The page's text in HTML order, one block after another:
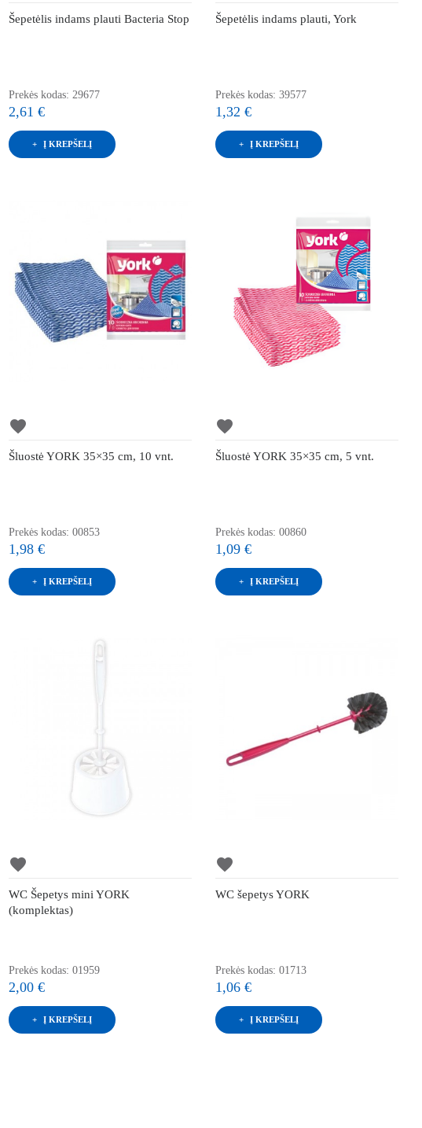
Šepetėlis indams plauti Bacteria Stop
Prekės kodas: 29677
2,61 €
Į KREPŠELĮ
Šepetėlis indams plauti, York
Prekės kodas: 39577
1,32 €
Į KREPŠELĮ
favorite
Šluostė YORK 35×35 cm, 10 vnt.
Prekės kodas: 00853
1,98 €
Į KREPŠELĮ
favorite
Šluostė YORK 35×35 cm, 5 vnt.
Prekės kodas: 00860
1,09 €
Į KREPŠELĮ
favorite
WC Šepetys mini YORK
(komplektas)
Prekės kodas: 01959
2,00 €
Į KREPŠELĮ
favorite
WC šepetys YORK
Prekės kodas: 01713
1,06 €
Į KREPŠELĮ